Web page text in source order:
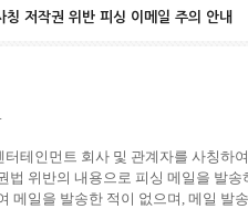
칭 저작권 위반 피싱 이메일 주의 안내
테인먼트 회사 및 관계자를 사칭하여
법 위반의 내용으로 피싱 메일을 발
메일을 발송한 적이 없으며, 메일 발